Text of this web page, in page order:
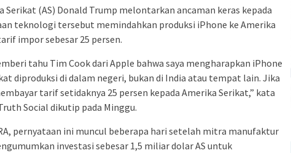
Serikat (AS) Donald Trump melontarkan ancaman keras kepada
teknologi tersebut memindahkan produksi iPhone ke Amerika
impor sebesar 25 persen.
tahu Tim Cook dari Apple bahwa saya mengharapkan iPhone
diproduksi di dalam negeri, bukan di India atau tempat lain. Jika
tarif setidaknya 25 persen kepada Amerika Serikat,” kata
Social dikutip pada Minggu.
pernyataan ini muncul beberapa hari setelah mitra manufaktur
investasi sebesar 1,5 miliar dolar AS untuk